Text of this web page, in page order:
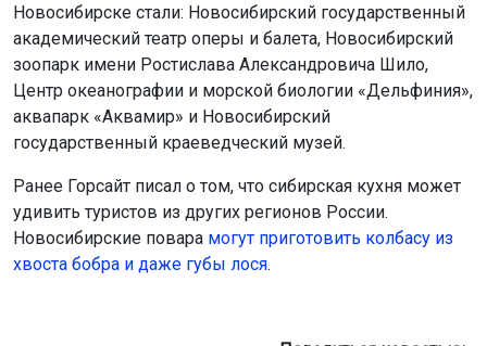
Новосибирске стали: Новосибирский государственный
академический театр оперы и балета, Новосибирский
зоопарк имени Ростислава Александровича Шило,
Центр океанографии и морской биологии «Дельфиния»,
аквапарк «Аквамир» и Новосибирский
государственный краеведческий музей.
Ранее Горсайт писал о том, что сибирская кухня может
удивить туристов из других регионов России.
Новосибирские повара могут приготовить колбасу из
хвоста бобра и даже губы лося.